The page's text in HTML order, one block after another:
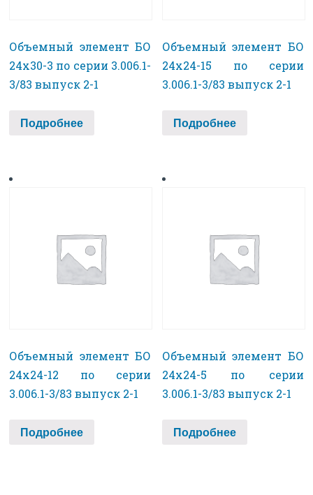
Объемный элемент БО
24х30-3 по серии 3.006.1-
3/83 выпуск 2-1
Подробнее
Объемный элемент БО
24х24-15 по серии
3.006.1-3/83 выпуск 2-1
Подробнее
Объемный элемент БО
24х24-12 по серии
3.006.1-3/83 выпуск 2-1
Подробнее
Объемный элемент БО
24х24-5 по серии
3.006.1-3/83 выпуск 2-1
Подробнее